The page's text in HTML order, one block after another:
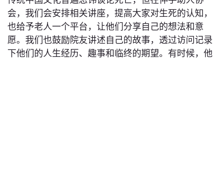
会，我们会安排相关讲座，提高大家对生死的认知，
也给予老人一个平台，让他们分享自己的想法和意
愿。我们也鼓励院友讲述自己的故事，透过访问记录
下他们的人生经历、趣事和临终的期望。有时候，他